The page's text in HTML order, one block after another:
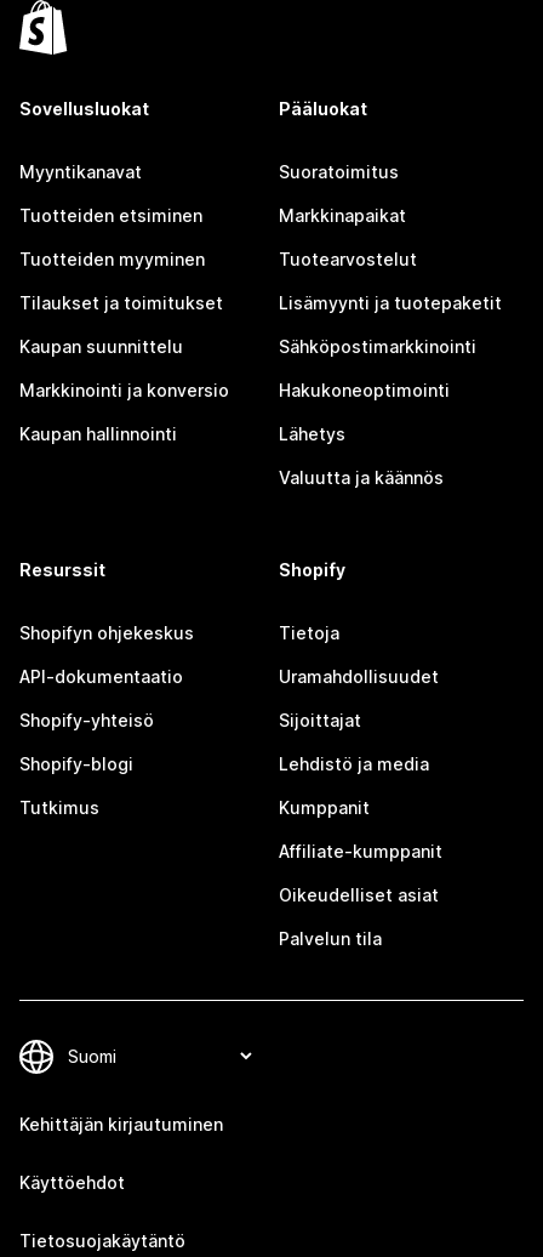
Sovellusluokat
Myyntikanavat
Tuotteiden etsiminen
Tuotteiden myyminen
Tilaukset ja toimitukset
Kaupan suunnittelu
Markkinointi ja konversio
Kaupan hallinnointi
Pääluokat
Suoratoimitus
Markkinapaikat
Tuotearvostelut
Lisämyynti ja tuotepaketit
Sähköpostimarkkinointi
Hakukoneoptimointi
Lähetys
Valuutta ja käännös
Resurssit
Shopifyn ohjekeskus
API-dokumentaatio
Shopify-yhteisö
Shopify-blogi
Tutkimus
Shopify
Tietoja
Uramahdollisuudet
Sijoittajat
Lehdistö ja media
Kumppanit
Affiliate-kumppanit
Oikeudelliset asiat
Palvelun tila
Kehittäjän kirjautuminen
Käyttöehdot
Tietosuojakäytäntö